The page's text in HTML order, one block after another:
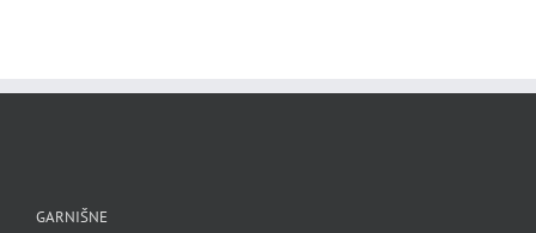
GARNIŠNE